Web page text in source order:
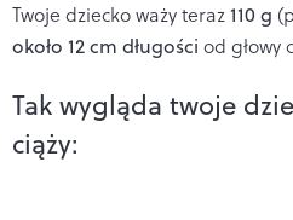
Twoje dziecko waży teraz 110 g
około 12 cm długości od głowy
Tak wygląda twoje
ciąży: